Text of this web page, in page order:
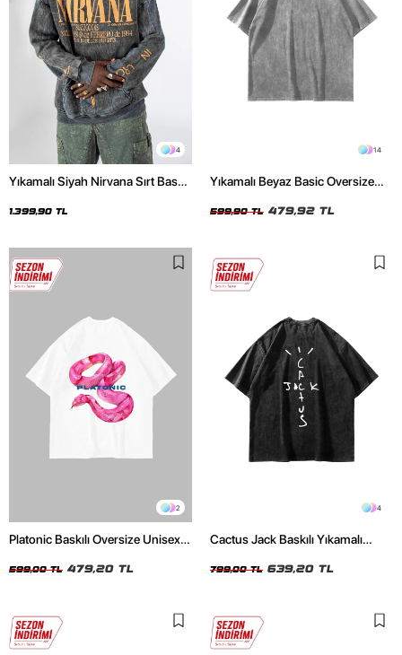
4
Yıkamalı Siyah Nirvana Sırt Baskılı
1.399,90 TL
14
Yıkamalı Beyaz Basic Oversize
599,90 TL 479,92 TL
2
Platonic Baskılı Oversize Unisex
599,00 TL 479,20 TL
4
Cactus Jack Baskılı Yıkamalı
799,00 TL 639,20 TL